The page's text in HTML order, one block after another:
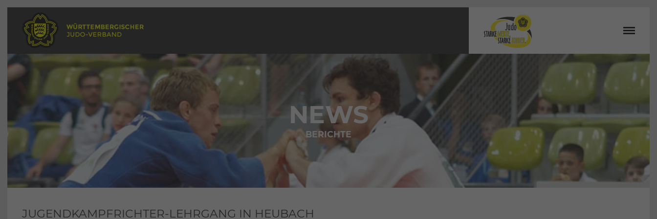
NEWS
BERICHTE
JUGENDKAMPFRICHTER-LEHRGANG IN HEUBACH